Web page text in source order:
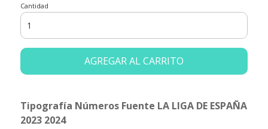
Cantidad
AGREGAR AL CARRITO
Tipografía Números Fuente LA LIGA DE ESPAÑA
2023 2024